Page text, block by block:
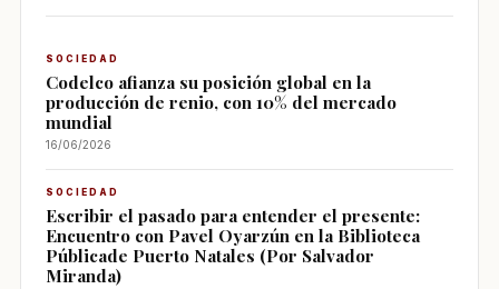
SOCIEDAD
Codelco afianza su posición global en la
producción de renio, con 10% del mercado
mundial
16/06/2026
SOCIEDAD
Escribir el pasado para entender el presente:
Encuentro con Pavel Oyarzún en la Biblioteca
Públicade Puerto Natales (Por Salvador
Miranda)